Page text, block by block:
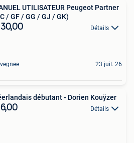
UTILISATEUR Peugeot Partner
/ GF / GG / GJ / GK)
Détails
23 juil. 26
Néerlandais débutant - Dorien Kouÿzer
Détails